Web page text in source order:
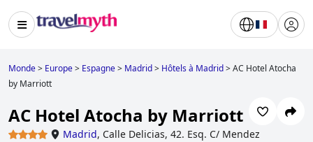
Monde> Europe> Espagne> Madrid> Hôtels à Madrid>AC Hotel Atocha
by Marriott
AC Hotel Atocha by Marriott
Madrid, Calle Delicias, 42. Esq. C/ Mendez